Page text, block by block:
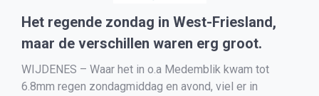
Het regende zondag in West-Friesland,
maar de verschillen waren erg groot.
WIJDENES – Waar het in o.a Medemblik kwam tot
6.8mm regen zondagmiddag en avond, viel er in